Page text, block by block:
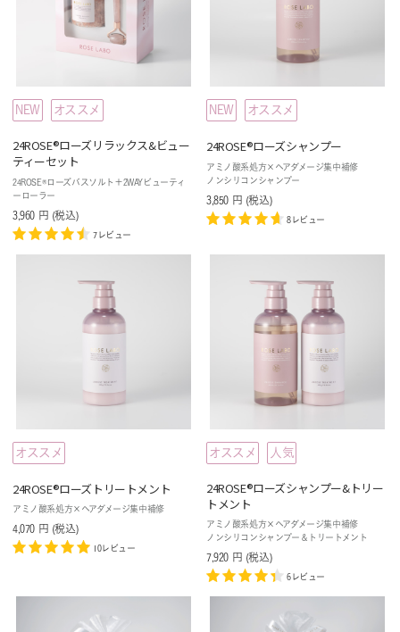
NEW オススメ
24ROSE®ローズリラックス&ビュー
ティーセット
24ROSE®ローズバスソルト＋2WAYビューティ
ーローラー
3,960 円 (税込)
7レビュー
NEW オススメ
24ROSE®ローズシャンプー
アミノ酸系処方×ヘアダメージ集中補修
ノンシリコンシャンプー
3,850 円 (税込)
8レビュー
オススメ
24ROSE®ローズトリートメント
アミノ酸系処方×ヘアダメージ集中補修
4,070 円 (税込)
10レビュー
オススメ 人気
24ROSE®ローズシャンプー&トリー
トメント
アミノ酸系処方×ヘアダメージ集中補修
ノンシリコンシャンプー＆トリートメント
7,920 円 (税込)
6レビュー